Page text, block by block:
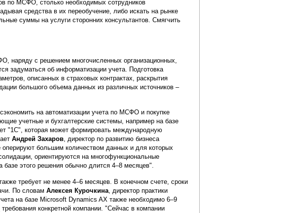
по МСФО, столько необходимых сотрудников
средства в их переобучение, либо искать на рынке
суммы на услуги сторонних консультантов. Смягчить
наряду с решением многочисленных организационных,
задуматься об информатизации учета. Подготовка
описанных в страховых контрактах, раскрытия
большого объема данных из различных источников –
на автоматизации учета по МСФО и покупке
учетные и бухгалтерские системы, например на базе
"1С", которая может формировать международную
Андрей Захаров, директор по развитию бизнеса
большим количеством данных и для которых
ориентируются на многофункциональные
этого решения обычно длится 4–8 месяцев".
требует не менее 4–6 месяцев. В конечном счете, сроки
По словам Алексея Курочкина, директор практики
на базе Microsoft Dynamics AX также необходимо 6–9
конкретной компании. "Сейчас в компании